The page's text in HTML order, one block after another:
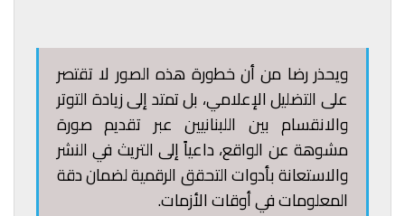
ويحذر رضا من أن خطورة هذه الصور لا تقتصر
على التضليل الإعلامي، بل تمتد إلى زيادة التوتر
والانقسام بين اللبنانيين عبر تقديم صورة
مشوهة عن الواقع، داعياً إلى التريث في النشر
والاستعانة بأدوات التحقق الرقمية لضمان دقة
المعلومات في أوقات الأزمات.